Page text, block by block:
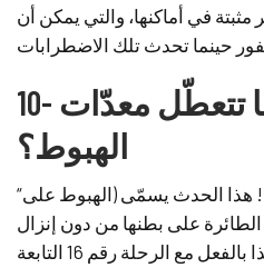
في أماكنها، والتي يمكن أن
10- ماذا يحدث عندما تتعطّل معدّات
الهبوط؟
“الأمر بسيط، نهبط من دونها! هذا الحدث يسمّى (الهبوط على
على بطنها من دون إنزال
معدّات الهبوط. وحدث هذا بالفعل مع الرحلة رقم 16 التابعة